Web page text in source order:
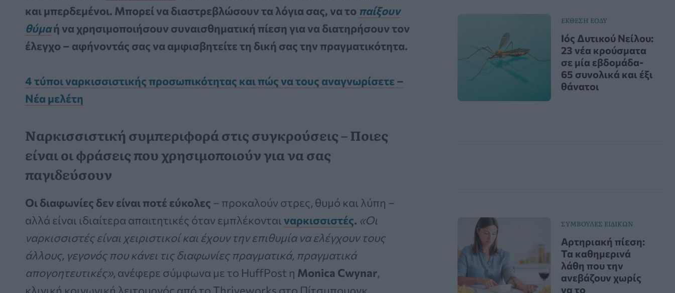
και μπερδεμένοι. Μπορεί να διαστρεβλώσουν τα λόγια σας, να το παίξουν
θύμαή να χρησιμοποιήσουν συναισθηματική πίεση για να διατηρήσουν τον
έλεγχο – αφήνοντάς σας να αμφισβητείτε τη δική σας την πραγματικότητα.
4 τύποι ναρκισσιστικής προσωπικότητας και πώς να τους αναγνωρίσετε –
Νέα μελέτη
Ναρκισσιστική συμπεριφορά στις συγκρούσεις – Ποιες
είναι οι φράσεις που χρησιμοποιούν για να σας
παγιδεύσουν
Οι διαφωνίες δεν είναι ποτέ εύκολες – προκαλούν στρες, θυμό και λύπη –
αλλά είναι ιδιαίτερα απαιτητικές όταν εμπλέκονται ναρκισσιστές. «Οι
ναρκισσιστές είναι χειριστικοί και έχουν την επιθυμία να ελέγχουν τους
άλλους, γεγονός που κάνει τις διαφωνίες πραγματικά, πραγματικά
απογοητευτικές», ανέφερε σύμφωνα με το HuffPost η Monica Cwynar,
κλινική κοινωνική λειτουργός από το Thriveworks στο Πίτσμπουργκ.
ΕΚΘΕΣΗ ΕΟΔΥ
Ιός Δυτικού Νείλου:
23 νέα κρούσματα
σε μία εβδομάδα-
65 συνολικά και έξι
θάνατοι
ΣΥΜΒΟΥΛΕΣ ΕΙΔΙΚΩΝ
Αρτηριακή πίεση:
Τα καθημερινά
λάθη που την
ανεβάζουν χωρίς
να το